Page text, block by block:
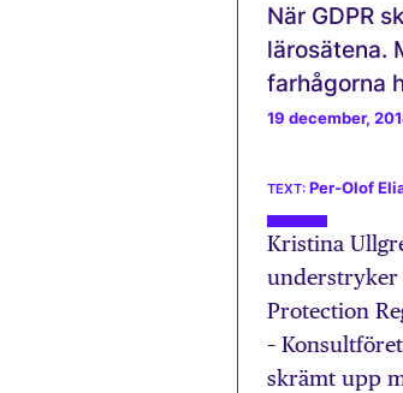
När GDPR
lärosätena.
farhågorna
19 december,
Per-Olof
Kristina
understryker
Protection
–
skrämt upp